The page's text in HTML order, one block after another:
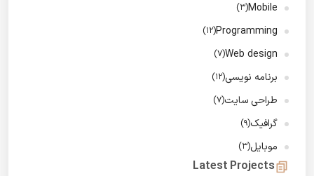
Mobile
(3)
Programming
(12)
Web design
(7)
برنامه نویسی(12)
طراحی سایت(7)
گرافیک(9)
موبایل(3)
Latest Projects